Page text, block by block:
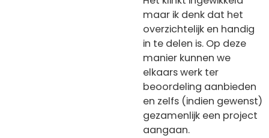
maar ik denk dat het
overzichtelijk en handig
in te delen is. Op deze
manier kunnen we
elkaars werk ter
beoordeling aanbieden
en zelfs (indien gewenst)
gezamenlijk een project
aangaan.